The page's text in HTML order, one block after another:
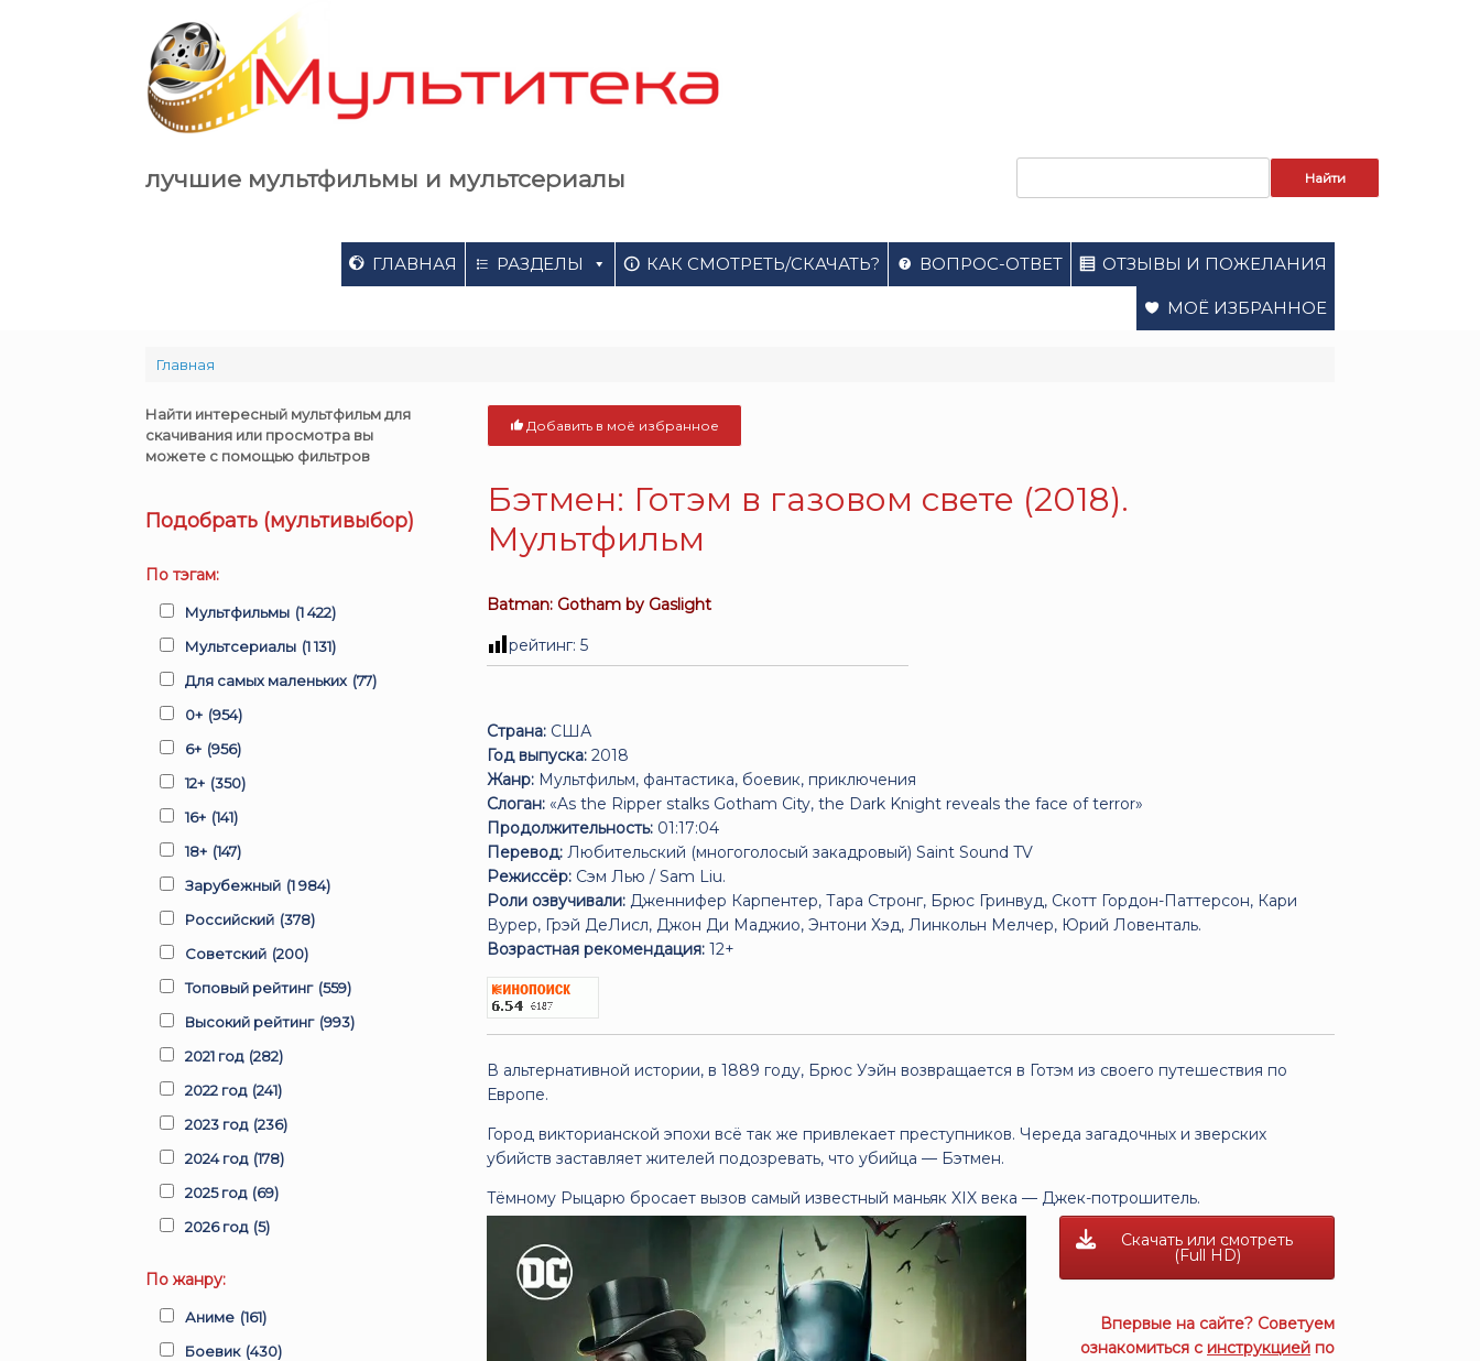
лучшие мультфильмы и мультсериалы
ГЛАВНАЯ РАЗДЕЛЫ КАК СМОТРЕТЬ/СКАЧАТЬ? ВОПРОС-ОТВЕТ ОТЗЫВЫ И ПОЖЕЛАНИЯ
МОЁ ИЗБРАННОЕ
Главная
Добавить в моё избранное
Бэтмен: Готэм в газовом свете (2018).
Мультфильм
Batman: Gotham by Gaslight
рейтинг:5
Страна: США
Год выпуска: 2018
Жанр: Мультфильм, фантастика, боевик, приключения
Слоган: «As the Ripper stalks Gotham City, the Dark Knight reveals the face of terror»
Продолжительность: 01:17:04
Перевод: Любительский (многоголосый закадровый) Saint Sound TV
Режиссёр: Сэм Лью / Sam Liu.
Роли озвучивали: Дженнифер Карпентер, Тара Стронг, Брюс Гринвуд, Скотт Гордон-Паттерсон, Кари
Вурер, Грэй ДеЛисл, Джон Ди Маджио, Энтони Хэд, Линкольн Мелчер, Юрий Ловенталь.
Возрастная рекомендация: 12+
В альтернативной истории, в 1889 году, Брюс Уэйн возвращается в Готэм из своего путешествия по
Европе.
Город викторианской эпохи всё так же привлекает преступников. Череда загадочных и зверских
убийств заставляет жителей подозревать, что убийца — Бэтмен.
Тёмному Рыцарю бросает вызов самый известный маньяк XIX века — Джек-потрошитель.
Скачать или смотреть
(Full HD)
Впервые на сайте? Советуем
ознакомиться с инструкцией по
Найти интересный мультфильм для
скачивания или просмотра вы
можете с помощью фильтров
Подобрать (мультивыбор)
По тэгам:
Мультфильмы (1 422)
Мультсериалы (1 131)
Для самых маленьких (77)
0+ (954)
6+ (956)
12+ (350)
16+ (141)
18+ (147)
Зарубежный (1 984)
Российский (378)
Советский (200)
Топовый рейтинг (559)
Высокий рейтинг (993)
2021 год (282)
2022 год (241)
2023 год (236)
2024 год (178)
2025 год (69)
2026 год (5)
По жанру:
Аниме (161)
Боевик (430)